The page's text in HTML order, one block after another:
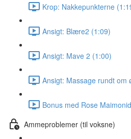
Krop: Nakkepunkterne
Ansigt: Blære2 (1:09)
Ansigt: Mave 2 (1:00)
Ansigt: Massage rundt om
Bonus med Rose
Ammeproblemer (til voksne)